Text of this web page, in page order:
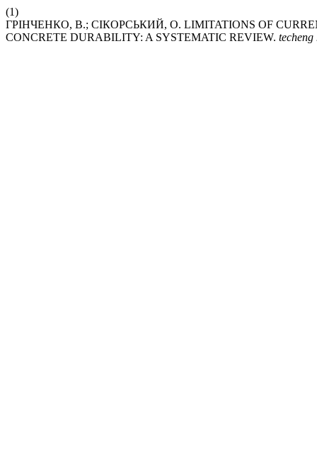
(1)
ГРІНЧЕНКО, В.; СІКОРСЬКИЙ, О. LIMITATIONS OF
CONCRETE DURABILITY: A SYSTEMATIC REVIEW. techeng